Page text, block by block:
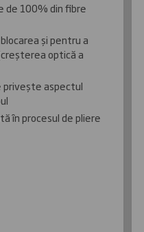
de 100% din fibre
și pentru a
optică a
privește aspectul
în procesul de pliere